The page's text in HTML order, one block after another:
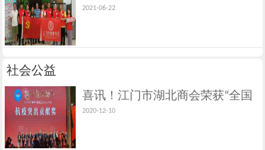
湖北商会党支部主题党日活动
2021-06-22
社会公益
喜讯！江门市湖北商会荣获“全国
工商联抗击新冠肺炎疫情先进商
2020-12-10